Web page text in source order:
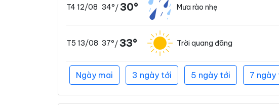
T4 12/08 34°/30° Mưa rào nhẹ
T5 13/08 37°/33° Trời quang đãng
Ngày mai 3 ngày tới 5 ngày tới 7 ngày